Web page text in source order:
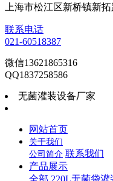
上海市松江区新桥镇新
联系电话
021-60518387
微信13621865316
QQ1837258586
无菌灌装设备厂家
网站首页
关于我们
公司简介 联系我们
产品展示
全部 220L无菌袋灌